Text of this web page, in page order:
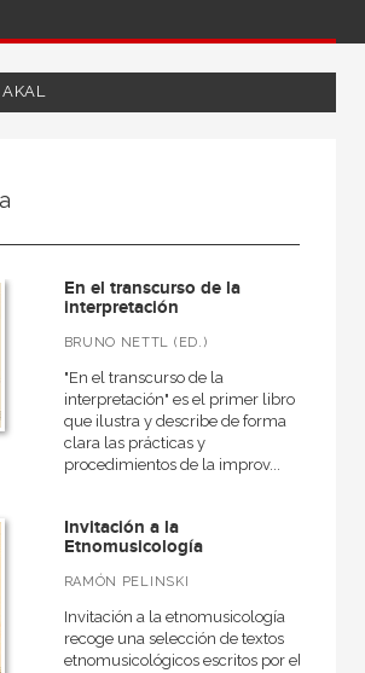
AKAL
y sociales
En el transcurso de la
interpretación
BRUNO NETTL (ED.)
"En el transcurso de la
interpretación" es el primer libro
que ilustra y describe de forma
clara las prácticas y
procedimientos de la improv...
Invitación a la
Etnomusicología
RAMÓN PELINSKI
Invitación a la etnomusicología
recoge una selección de textos
etnomusicológicos escritos por el